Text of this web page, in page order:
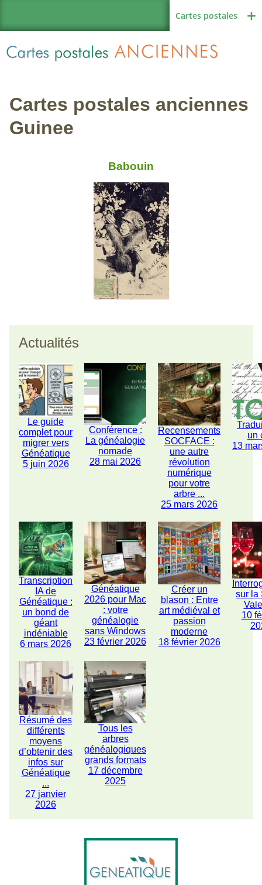
Cartes postales
Autres pays
Thèmes
Cartes postales anciennes
Guinee
Babouin
Actualités
Le guide
complet pour
migrer vers
Généatique
5 juin 2026
Conférence :
La généalogie
nomade
28 mai 2026
Recensements
SOCFACE :
une autre
révolution
numérique
pour votre
arbre ...
25 mars 2026
un
13
Transcription
IA de
Généatique :
un bond de
géant
indéniable
6 mars 2026
Généatique
2026 pour Mac
: votre
généalogie
sans Windows
23 février 2026
Créer un
blason : Entre
art médiéval et
passion
moderne
18 février 2026
sur la
10
Résumé des
différents
moyens
d’obtenir des
infos sur
Généatique
...
27 janvier
2026
Tous les
arbres
généalogiques
grands formats
17 décembre
2025